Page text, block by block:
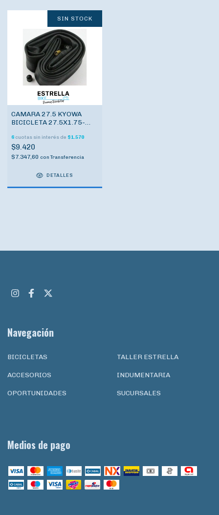
SIN STOCK
CAMARA 27.5 KYOWA
BICICLETA 27.5X1.75-
48MM
6 cuotas sin interés de $1.570
$9.420
$7.347,60 con Transferencia
DETALLES
Navegación
BICICLETAS TALLER ESTRELLA
ACCESORIOS INDUMENTARIA
OPORTUNIDADES SUCURSALES
Medios de pago